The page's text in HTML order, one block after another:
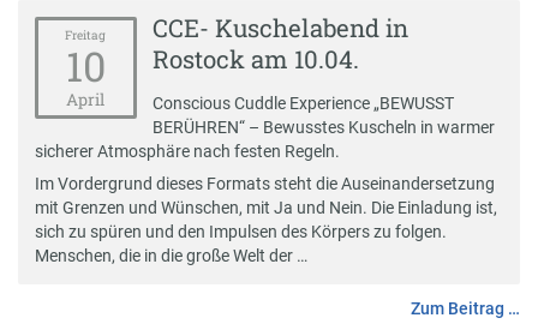
Freitag
10
April
CCE- Kuschelabend in
Rostock am 10.04.
Conscious Cuddle Experience „BEWUSST
BERÜHREN“ – Bewusstes Kuscheln in warmer
sicherer Atmosphäre nach festen Regeln.
Im Vordergrund dieses Formats steht die Auseinandersetzung
mit Grenzen und Wünschen, mit Ja und Nein. Die Einladung ist,
sich zu spüren und den Impulsen des Körpers zu folgen.
Menschen, die in die große Welt der …
Zum Beitrag …